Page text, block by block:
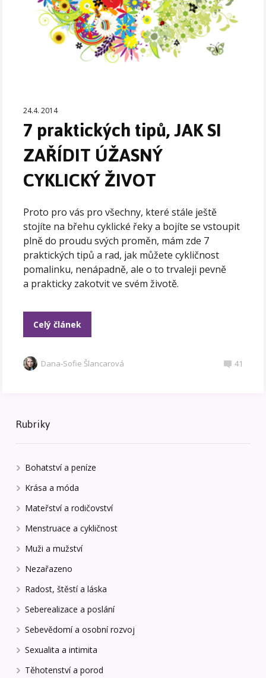
24.4. 2014
7 praktických tipů, JAK SI
ZAŘÍDIT ÚŽASNÝ
CYKLICKÝ ŽIVOT
Proto pro vás pro všechny, které stále ještě
stojíte na břehu cyklické řeky a bojíte se vstoupit
plně do proudu svých proměn, mám zde 7
praktických tipů a rad, jak můžete cykličnost
pomalinku, nenápadně, ale o to trvaleji pevně
a prakticky zakotvit ve svém životě.
Celý článek
Dana-Sofie Šlancarová 41
Rubriky
Bohatství a peníze
Krása a móda
Mateřství a rodičovství
Menstruace a cykličnost
Muži a mužství
Nezařazeno
Radost, štěstí a láska
Seberealizace a poslání
Sebevědomí a osobní rozvoj
Sexualita a intimita
Těhotenství a porod